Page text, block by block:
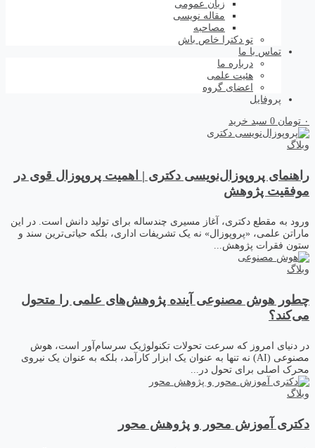
زبان عمومی
مقاله نویسی
مصاحبه
تو دکترا خاص باش
تماس با ما
درباره ما
هئیت علمی
اعضای گروه
پروفایل
۰ تومان 0 سبد خرید
وبلاگ
راهنمای پروپوزال‌نویسی دکتری | اهمیت پروپوزال قوی در
موفقیت پژوهش
ورود به مقطع دکتری، آغاز مسیری چندساله برای تولید دانش است. در این
ماراتن علمی، «پروپوزال» نه یک تشریفات اداری، بلکه حیاتی‌ترین سند و
ستون فقرات پژوهش...
وبلاگ
چطور هوش مصنوعی آینده پژوهش‌های علمی را متحول
می‌کند؟
در دنیای امروز که سرعت تحولات تکنولوژیک سرسام‌آور است، هوش
مصنوعی (AI) نه تنها به عنوان یک ابزار کارآمد، بلکه به عنوان یک نیروی
محرک اصلی برای تحول در...
وبلاگ
دکتری آموزش محور و پژوهش محور